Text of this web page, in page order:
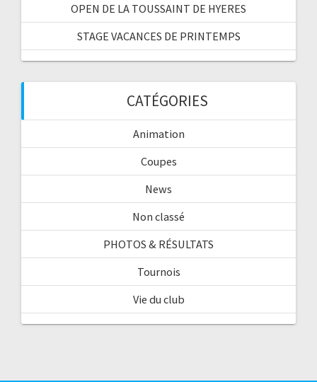
OPEN DE LA TOUSSAINT DE HYERES
STAGE VACANCES DE PRINTEMPS
CATÉGORIES
Animation
Coupes
News
Non classé
PHOTOS & RÉSULTATS
Tournois
Vie du club